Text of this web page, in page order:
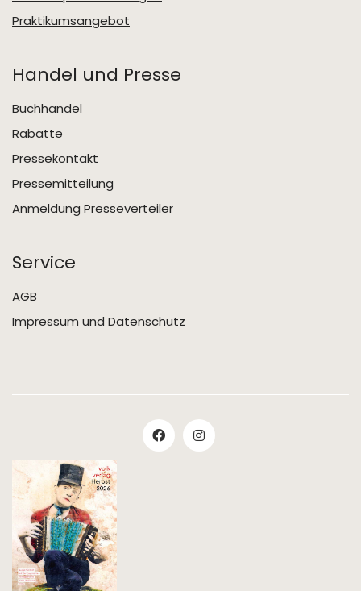
Praktikumsangebot
Handel und Presse
Buchhandel
Rabatte
Pressekontakt
Pressemitteilung
Anmeldung Presseverteiler
Service
AGB
Impressum und Datenschutz